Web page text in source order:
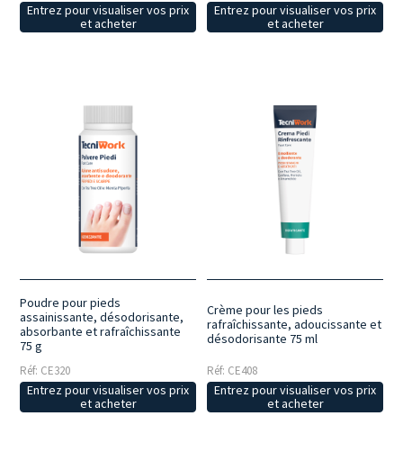
Entrez pour visualiser vos prix
et acheter
Entrez pour visualiser vos prix
et acheter
Poudre pour pieds
assainissante, désodorisante,
absorbante et rafraîchissante
75 g
Réf: CE320
Entrez pour visualiser vos prix
et acheter
Crème pour les pieds
rafraîchissante, adoucissante et
désodorisante 75 ml
Réf: CE408
Entrez pour visualiser vos prix
et acheter